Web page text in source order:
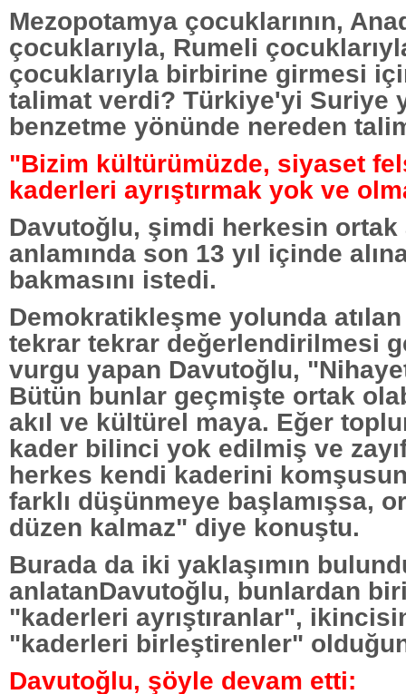
Mezopotamya çocuklarının,
çocuklarıyla, Rumeli
çocuklarıyla birbirine girmesi
talimat verdi? Türkiye'yi Suriye
benzetme yönünde nereden
"Bizim kültürümüzde, siyaset
kaderleri ayrıştırmak yok ve
Davutoğlu, şimdi herkesin ortak
anlamında son 13 yıl içinde
bakmasını istedi.
Demokratikleşme yolunda atılan
tekrar tekrar değerlendirilmesi
vurgu yapan Davutoğlu,
Bütün bunlar geçmişte ortak
akıl ve kültürel maya. Eğer
kader bilinci yok edilmiş ve
herkes kendi kaderini
farklı düşünmeye başlamışsa,
düzen kalmaz" diye konuştu.
Burada da iki yaklaşımın
anlatanDavutoğlu, bunlardan
"kaderleri ayrıştıranlar",
"kaderleri birleştirenler"
Davutoğlu, şöyle devam etti: